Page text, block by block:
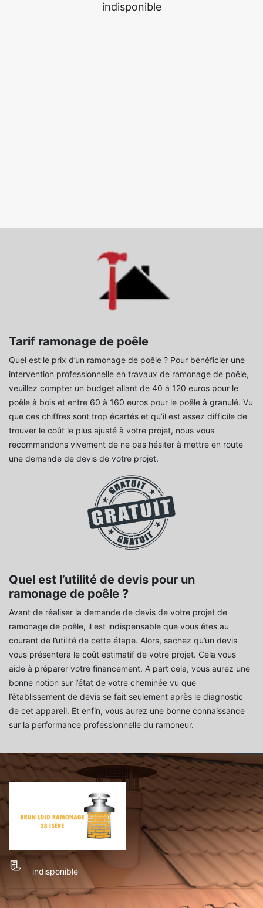
indisponible
Tarif ramonage de poêle
Quel est le prix d’un ramonage de poêle ? Pour bénéficier une
intervention professionnelle en travaux de ramonage de poêle,
veuillez compter un budget allant de 40 à 120 euros pour le
poêle à bois et entre 60 à 160 euros pour le poêle à granulé. Vu
que ces chiffres sont trop écartés et qu’il est assez difficile de
trouver le coût le plus ajusté à votre projet, nous vous
recommandons vivement de ne pas hésiter à mettre en route
une demande de devis de votre projet.
Quel est l’utilité de devis pour un
ramonage de poêle ?
Avant de réaliser la demande de devis de votre projet de
ramonage de poêle, il est indispensable que vous êtes au
courant de l’utilité de cette étape. Alors, sachez qu’un devis
vous présentera le coût estimatif de votre projet. Cela vous
aide à préparer votre financement. A part cela, vous aurez une
bonne notion sur l’état de votre cheminée vu que
l’établissement de devis se fait seulement après le diagnostic
de cet appareil. Et enfin, vous aurez une bonne connaissance
sur la performance professionnelle du ramoneur.
indisponible